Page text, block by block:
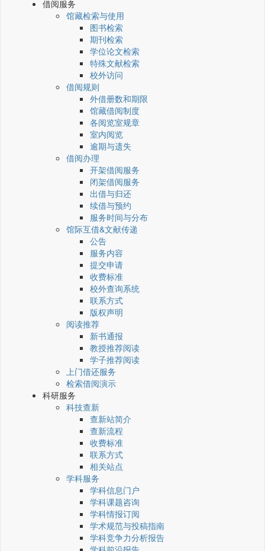
借阅服务
馆藏检索与使用
图书检索
期刊检索
学位论文检索
特殊文献检索
校外访问
借阅规则
外借册数和期限
馆藏借阅制度
各阅览室规章
室内阅览
逾期与遗失
借阅办理
开架借阅服务
闭架借阅服务
出借与归还
续借与预约
服务时间与分布
馆际互借&文献传递
公告
服务内容
提交申请
收费标准
校外查询系统
联系方式
版权声明
阅读推荐
新书通报
教授推荐阅读
学子推荐阅读
上门借还服务
检索借阅演示
科研服务
科技查新
查新站简介
查新流程
收费标准
联系方式
相关站点
学科服务
学科信息门户
学科课题咨询
学科情报订阅
学术规范与投稿指南
学科竞争力分析报告